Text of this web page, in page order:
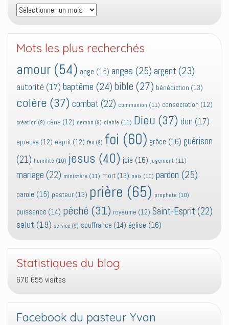
Archives
Mots les plus recherchés
amour (54) ange (15) anges (25) argent (23)
autorité (17) baptême (24) bible (27) bénédiction (13)
colère (37) combat (22) communion (11) consecration (12)
création (9) cène (12) demon (9) diable (11) Dieu (37) don (17)
epreuve (12) esprit (12) feu (9) foi (60) grâce (16) guérison
(21) humilité (10) jesus (40) joie (16) jugement (11)
mariage (22) ministère (11) mort (13) paix (10) pardon (25)
parole (15) pasteur (13) prière (65) prophete (10)
puissance (14) péché (31) royaume (12) Saint-Esprit (22)
salut (19) service (9) souffrance (14) église (16)
Statistiques du blog
670 655 visites
Facebook du pasteur Yvan